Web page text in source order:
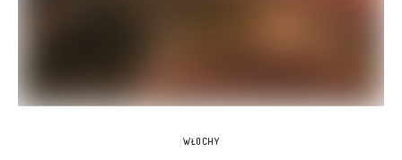
WŁOCHY